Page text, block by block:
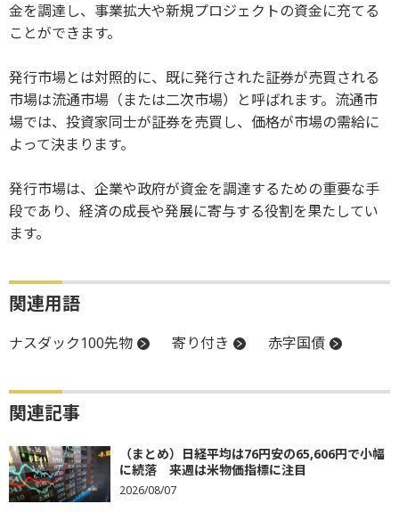
金を調達し、事業拡大や新規プロジェクトの資金に充てる
ことができます。
発行市場とは対照的に、既に発行された証券が売買される
市場は流通市場（または二次市場）と呼ばれます。流通市
場では、投資家同士が証券を売買し、価格が市場の需給に
よって決まります。
発行市場は、企業や政府が資金を調達するための重要な手
段であり、経済の成長や発展に寄与する役割を果たしてい
ます。
関連用語
ナスダック100先物 寄り付き 赤字国債
関連記事
（まとめ）日経平均は76円安の65,606円で小幅
に続落 来週は米物価指標に注目
2026/08/07